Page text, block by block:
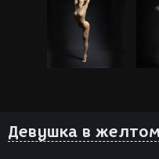
Девушка в желтом